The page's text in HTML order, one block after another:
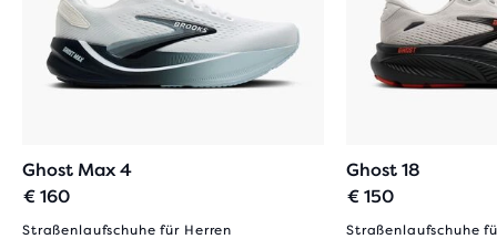
Ghost Max 4
€ 160
Straßenlaufschuhe für Herren
Ghost 18
€ 150
Straßenlaufschuhe